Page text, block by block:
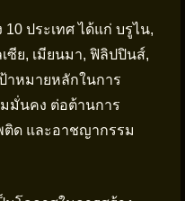
ประเทศ ได้แก่ บรูไน,
ซีย, เมียนมา, ฟิลิปปินส์,
าหมายหลักในการ
มั่นคง ต่อต้านการ
ติด และอาชญากรรม